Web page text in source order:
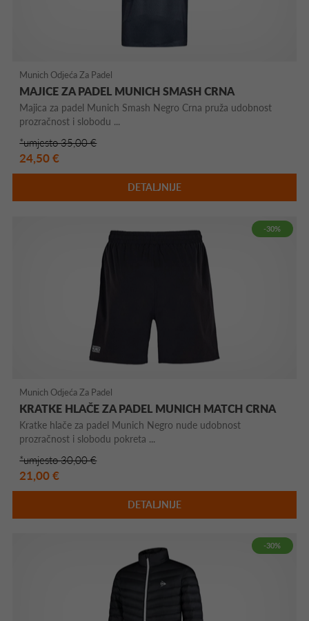
Munich Odjeća Za Padel
MAJICE ZA PADEL MUNICH SMASH CRNA
Majica za padel Munich Smash Negro Crna pruža udobnost
prozračnost i slobodu ...
*umjesto 35,00 €
24,50 €
DETALJNIJE
-30%
Munich Odjeća Za Padel
KRATKE HLAČE ZA PADEL MUNICH MATCH CRNA
Kratke hlače za padel Munich Negro nude udobnost
prozračnost i slobodu pokreta ...
*umjesto 30,00 €
21,00 €
DETALJNIJE
-30%